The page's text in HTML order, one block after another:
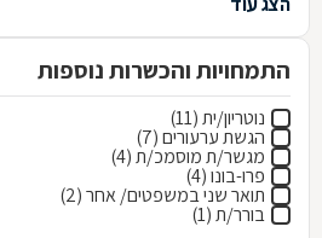
התמחויות והכשרות נוספות
נוטריון/ית (11)
הגשת ערעורים (7)
מגשר/ת מוסמכ/ת (4)
פרו-בונו (4)
תואר שני במשפטים/ אחר (2)
בורר/ת (1)